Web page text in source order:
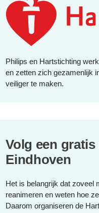
Philips en Hartstichting
en zetten zich gezamenlijk
veiliger te maken.
Volg een
Eindhoven
Het is belangrijk dat zoveel
reanimeren en weten hoe
Daarom organiseren de